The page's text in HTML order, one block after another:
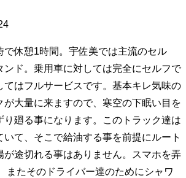
で休憩1時間。宇佐美では主流のセル
ンド。乗用車に対しては完全にセルフで
てはフルサービスです。基本キレ気味の
が大量に来ますので、寒空の下眠い目を
り廻る事になります。このトラック達は
いて、そこで給油する事を前提にルート
が途切れる事はありません。スマホを弄
またそのドライバー達のためにシャワ